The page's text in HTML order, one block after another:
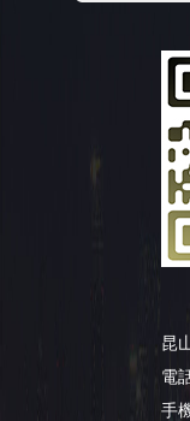
昆
電
手